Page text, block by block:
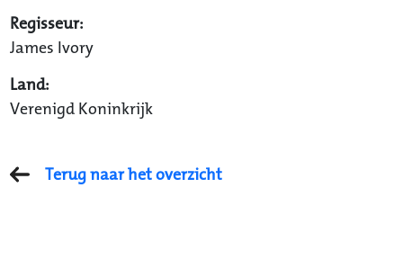
Regisseur:
James Ivory
Land:
Verenigd Koninkrijk
Terug naar het overzicht